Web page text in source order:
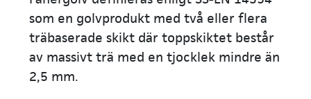
som en golvprodukt med två eller flera
träbaserade skikt där toppskiktet består
av massivt trä med en tjocklek mindre än
2,5 mm.